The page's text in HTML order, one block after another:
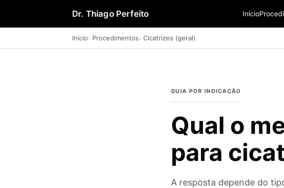
Dr. Thiago Perfeito Início
Início Procedimentos Cicatrizes (geral)
GUIA POR INDICAÇÃO
Qual o
para
A resposta depende do